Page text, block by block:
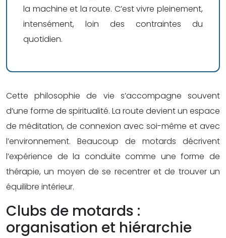
la machine et la route. C’est vivre pleinement,
intensément, loin des contraintes du
quotidien.
Cette philosophie de vie s’accompagne souvent
d’une forme de spiritualité. La route devient un espace
de méditation, de connexion avec soi-même et avec
l’environnement. Beaucoup de motards décrivent
l’expérience de la conduite comme une forme de
thérapie, un moyen de se recentrer et de trouver un
équilibre intérieur.
Clubs de motards :
organisation et hiérarchie